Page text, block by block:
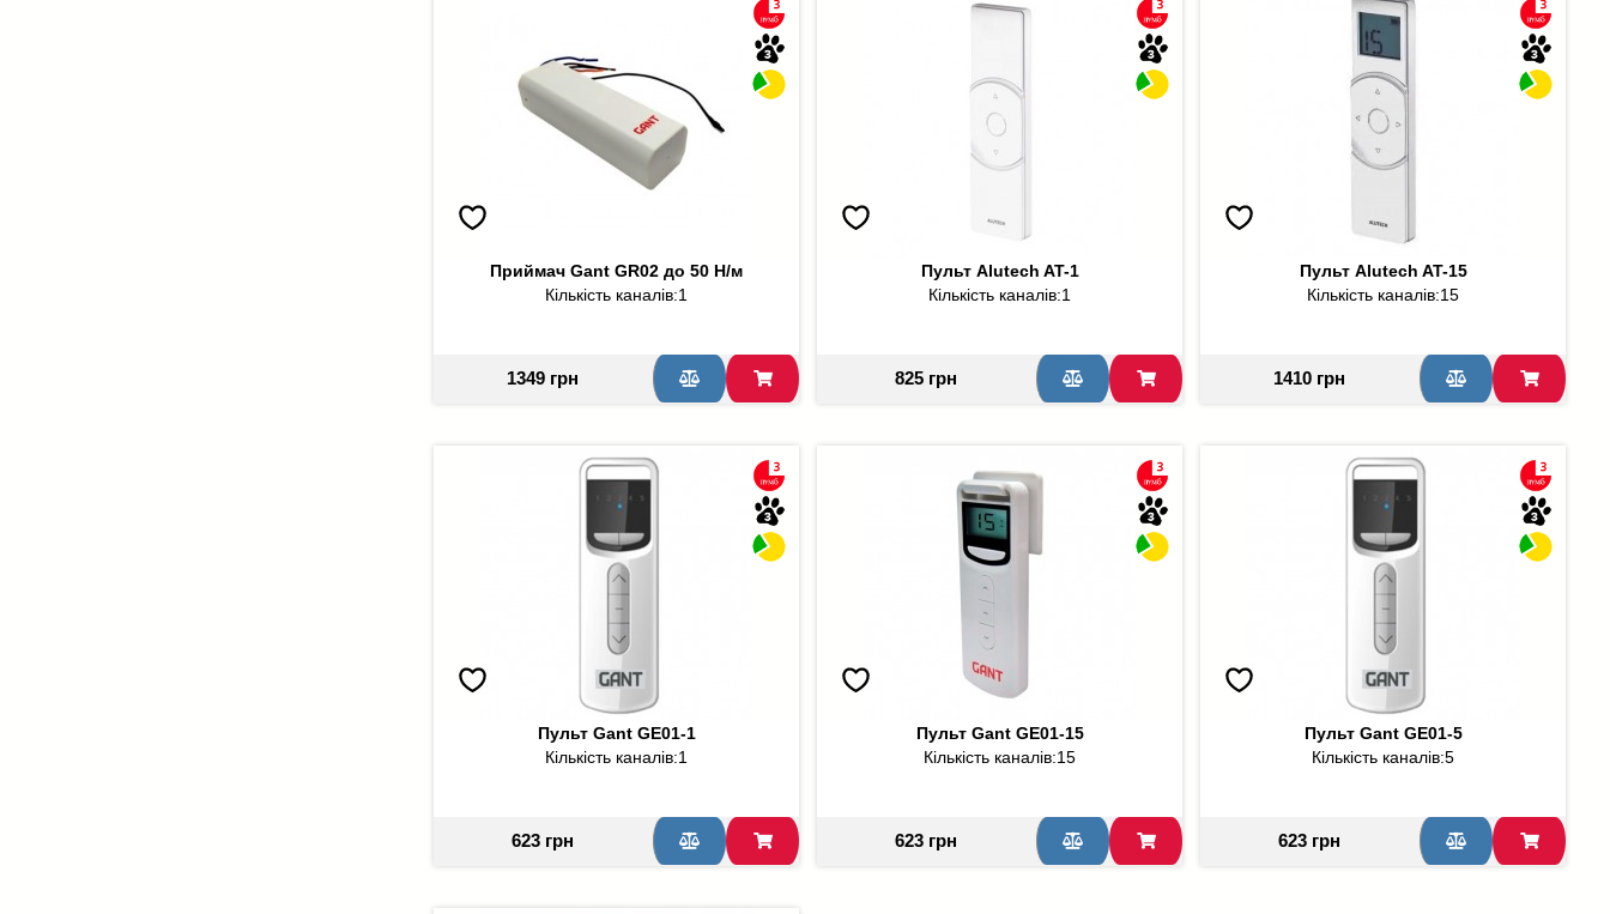
Приймач Gant GR02 до 50 Н/м
Кількість каналів:1
1349 грн
Пульт Alutech AT-1
Кількість каналів:1
825 грн
Пульт Alutech AT-15
Кількість каналів:15
1410 грн
Пульт Gant GE01-1
Кількість каналів:1
623 грн
Пульт Gant GE01-15
Кількість каналів:15
623 грн
Пульт Gant GE01-5
Кількість каналів:5
623 грн